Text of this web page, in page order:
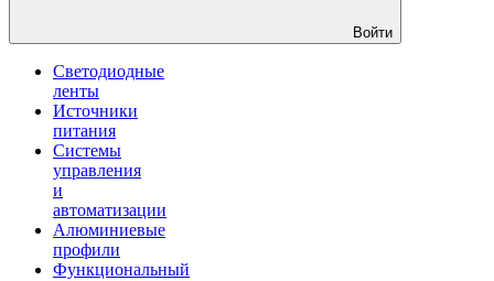
Войти
Светодиодные
ленты
Источники
питания
Системы
управления
и
автоматизации
Алюминиевые
профили
Функциональный